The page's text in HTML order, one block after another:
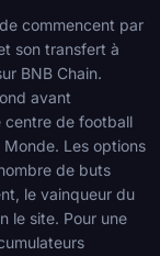
commencent par
son transfert à
BNB Chain.
avant
centre de football
Les options
de buts
le vainqueur du
le site. Pour une